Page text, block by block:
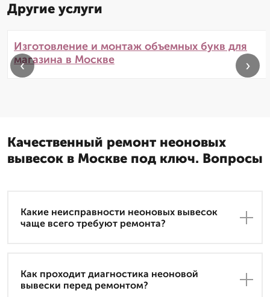
Другие услуги
Изготовление и монтаж объемных букв для
магазина в Москве
‹ ›
Качественный ремонт неоновых
вывесок в Москве под ключ. Вопросы
Какие неисправности неоновых вывесок
чаще всего требуют ремонта?
Как проходит диагностика неоновой
вывески перед ремонтом?